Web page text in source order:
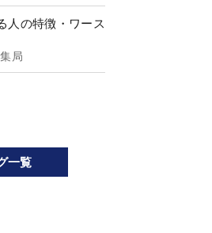
人の特徴・ワース
局
一覧